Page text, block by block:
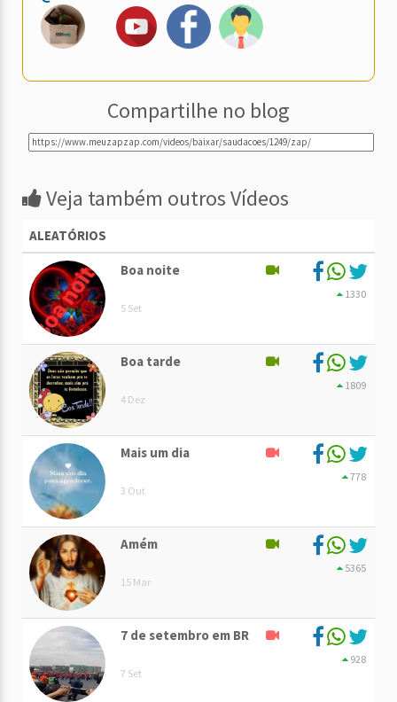
Compartilhe no blog
Veja também outros Vídeos
ALEATÓRIOS
Boa noite
5 Set
1330
Boa tarde
4 Dez
1809
Mais um dia
3 Out
778
Amém
15 Mar
5365
7 de setembro em BR
7 Set
928